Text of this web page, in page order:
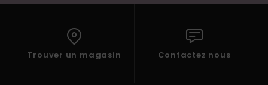
Trouver un magasin Contactez nous